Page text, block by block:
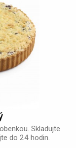
Skladujte
do 24 hodin.